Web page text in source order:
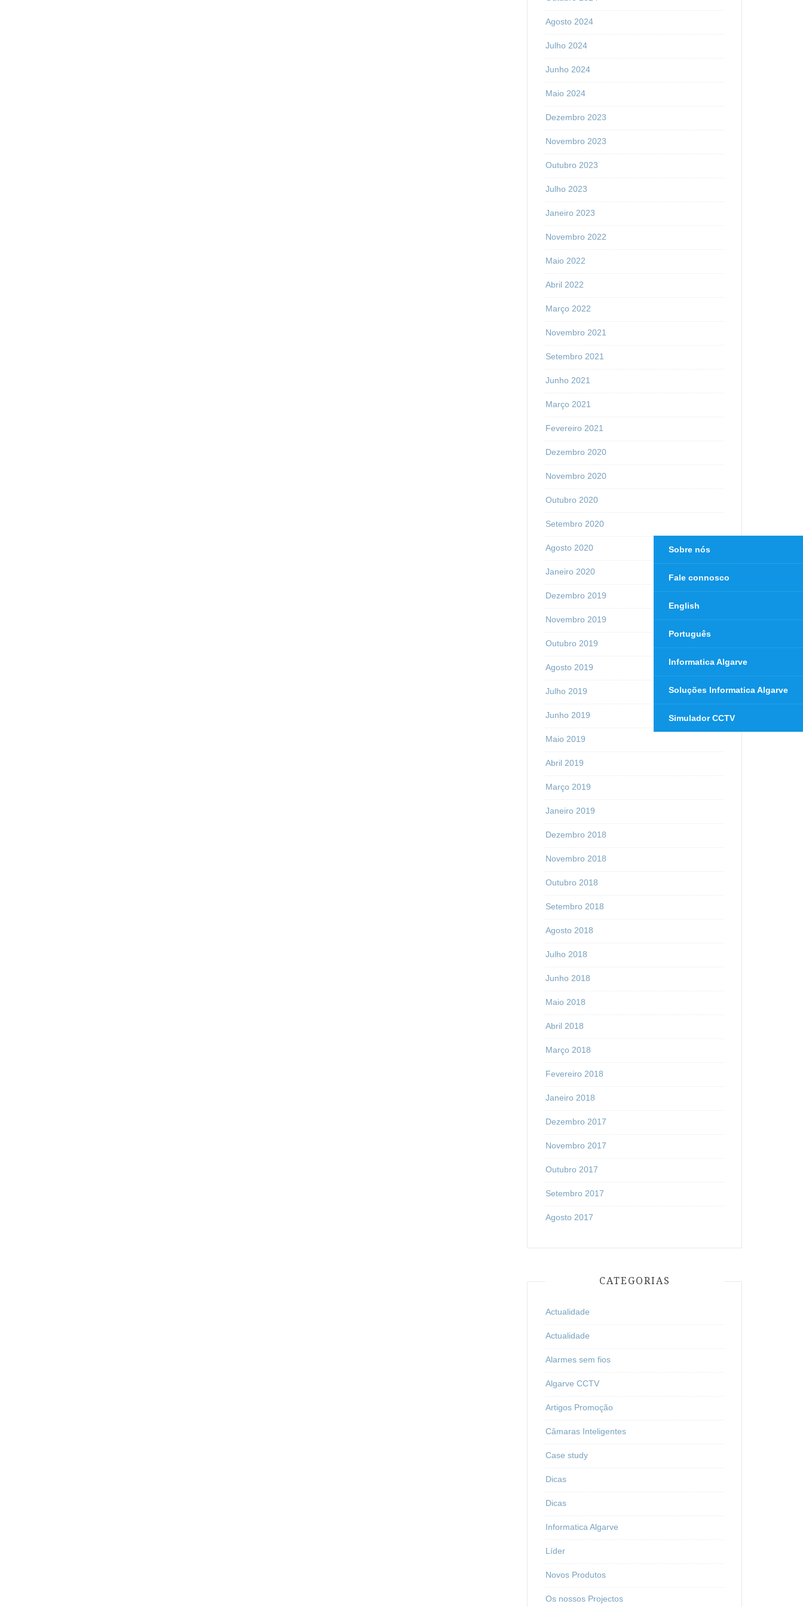
Agosto 2024
Julho 2024
Junho 2024
Maio 2024
Dezembro 2023
Novembro 2023
Outubro 2023
Julho 2023
Janeiro 2023
Novembro 2022
Maio 2022
Abril 2022
Março 2022
Novembro 2021
Setembro 2021
Junho 2021
Março 2021
Fevereiro 2021
Dezembro 2020
Novembro 2020
Outubro 2020
Setembro 2020
Agosto 2020
Janeiro 2020
Dezembro 2019
Novembro 2019
Outubro 2019
Agosto 2019
Julho 2019
Junho 2019
Maio 2019
Abril 2019
Março 2019
Janeiro 2019
Dezembro 2018
Novembro 2018
Outubro 2018
Setembro 2018
Agosto 2018
Julho 2018
Junho 2018
Maio 2018
Abril 2018
Março 2018
Fevereiro 2018
Janeiro 2018
Dezembro 2017
Novembro 2017
Outubro 2017
Setembro 2017
Agosto 2017
CATEGORIAS
Actualidade
Actualidade
Alarmes sem fios
Algarve CCTV
Artigos Promoção
Câmaras Inteligentes
Case study
Dicas
Dicas
Informatica Algarve
Líder
Novos Produtos
Os nossos Projectos
Sobre nós
Fale connosco
English
Português
Informatica Algarve
Soluções Informatica Algarve
Simulador CCTV